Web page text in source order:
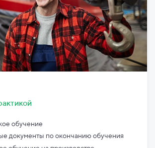
обучение
документы поокончанию обучения